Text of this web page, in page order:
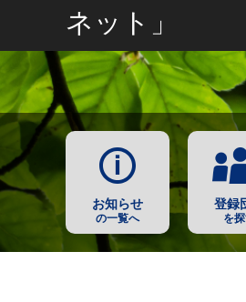
ネット」
お知らせ
の一覧へ
登録
を